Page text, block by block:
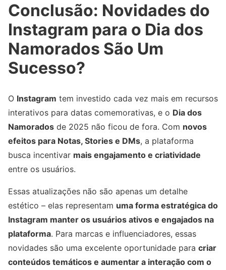
Conclusão: Novidades do
Instagram para o Dia dos
Namorados São Um
Sucesso?
O Instagram tem investido cada vez mais em recursos
interativos para datas comemorativas, e o Dia dos
Namorados de 2025 não ficou de fora. Com novos
efeitos para Notas, Stories e DMs, a plataforma
busca incentivar mais engajamento e criatividade
entre os usuários.
Essas atualizações não são apenas um detalhe
estético – elas representam uma forma estratégica do
Instagram manter os usuários ativos e engajados na
plataforma. Para marcas e influenciadores, essas
novidades são uma excelente oportunidade para criar
conteúdos temáticos e aumentar a interação com o